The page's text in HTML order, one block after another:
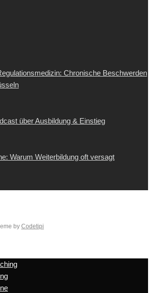
Chronische Beschwerden
über Ausbildung & Einstieg
Warum Weiterbildung oft versagt
by Codetipi